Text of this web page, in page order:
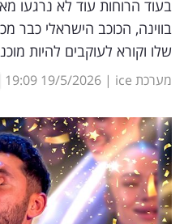
שיווק
ופרסום
מדדים
ומחקרים
דעות
בעוד הרוחות עוד לא נרגעו
בווינה, הכוכב הישראלי כבר
שלו וקורא לעוקבים להיות
מערכת ice |
19/5/2026
19:09